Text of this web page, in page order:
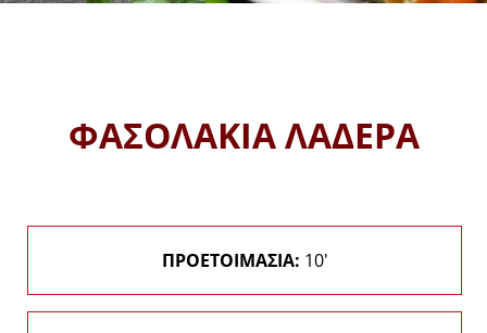
ΦΑΣΟΛΑΚΙΑ ΛΑΔΕΡΑ
ΠΡΟΕΤΟΙΜΑΣΙΑ: 10'